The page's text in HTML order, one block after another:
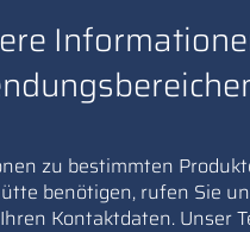
zu bestimmten
benötigen, rufen Sie
Kontaktdaten. Unser